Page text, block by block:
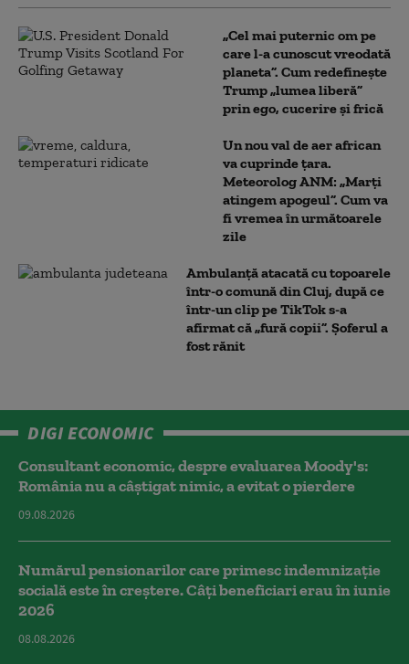
„Cel mai puternic om pe
care l-a cunoscut vreodată
planeta”. Cum redefinește
Trump „lumea liberă”
prin ego, cucerire și frică
Un nou val de aer african
va cuprinde țara.
Meteorolog ANM: „Marți
atingem apogeul”. Cum va
fi vremea în următoarele
zile
Ambulanţă atacată cu topoarele
într-o comună din Cluj, după ce
într-un clip pe TikTok s-a
afirmat că „fură copii”. Șoferul a
fost rănit
DIGI ECONOMIC
Consultant economic, despre evaluarea Moody's:
România nu a câştigat nimic, a evitat o pierdere
09.08.2026
Numărul pensionarilor care primesc indemnizaţie
socială este în creștere. Câți beneficiari erau în iunie
2026
08.08.2026